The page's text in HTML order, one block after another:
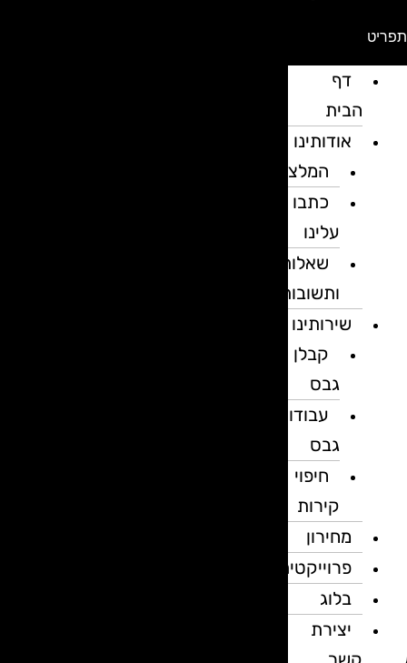
דף
הבית
אודותינו
המלצות
כתבו
עלינו
שאלות
ותשובות
שירותינו
קבלן
גבס
עבודות
גבס
חיפוי
קירות
מחירון
פרוייקטים
בלוג
יצירת